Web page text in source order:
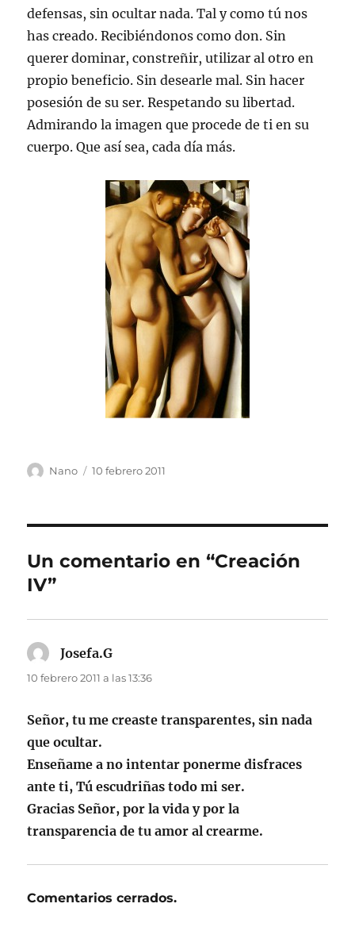
defensas, sin ocultar nada. Tal y como tú nos
has creado. Recibiéndonos como don. Sin
querer dominar, constreñir, utilizar al otro en
propio beneficio. Sin desearle mal. Sin hacer
posesión de su ser. Respetando su libertad.
Admirando la imagen que procede de ti en su
cuerpo. Que así sea, cada día más.
Autor
Nano
Publicado
10 febrero 2011
Un comentario en “Creación
IV”
Josefa.G
10 febrero 2011 a las 13:36
Señor, tu me creaste transparentes, sin nada
que ocultar.
Enseñame a no intentar ponerme disfraces
ante ti, Tú escudriñas todo mi ser.
Gracias Señor, por la vida y por la
transparencia de tu amor al crearme.
Comentarios cerrados.